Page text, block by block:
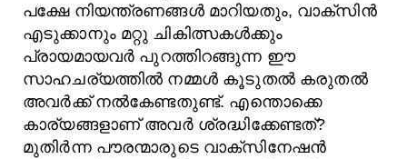
പക്ഷേ നിയന്ത്രണങ്ങൾ മാറിയതും, വാക്സിൻ
എടുക്കാനും മറ്റു ചികിത്സകൾക്കും
പ്രായമായവർ പുറത്തിറങ്ങുന്ന ഈ
സാഹചര്യത്തിൽ നമ്മൾ കൂടുതൽ കരുതൽ
അവർക്ക് നൽകേണ്ടതുണ്ട്. എന്തൊക്കെ
കാര്യങ്ങളാണ് അവർ ശ്രദ്ധിക്കേണ്ടത്?
മുതിർന്ന പൗരന്മാരുടെ വാക്സിനേഷൻ